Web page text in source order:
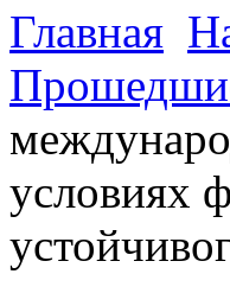
Главная
условиях